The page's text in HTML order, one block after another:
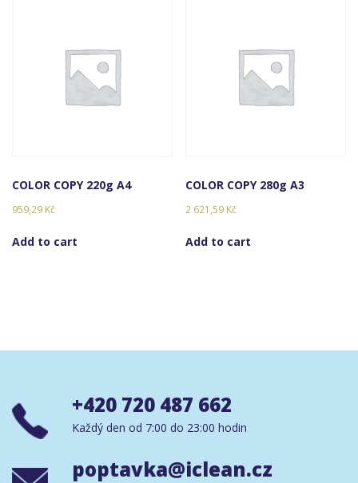
COLOR COPY 220g A4
959,29 Kč
Add to cart
COLOR COPY 280g A3
2 621,59 Kč
Add to cart
+420 720 487 662
Každý den od 7:00 do 23:00 hodin
poptavka@iclean.cz